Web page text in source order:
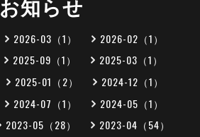
お知らせ
2026-03（1）
2026-02（1）
2025-09（1）
2025-03（1）
2025-01（2）
2024-12（1）
2024-07（1）
2024-05（1）
2023-05（28）
2023-04（54）